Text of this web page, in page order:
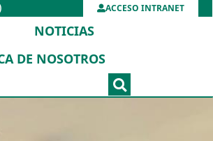
ACCESO INTRANET
NOTICIAS
DE NOSOTROS